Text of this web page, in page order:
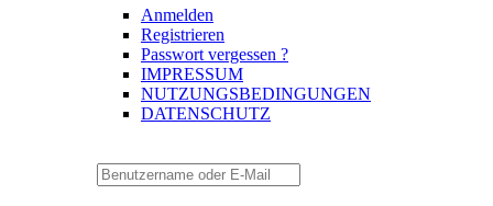
Anmelden
Registrieren
Passwort vergessen ?
IMPRESSUM
NUTZUNGSBEDINGUNGEN
DATENSCHUTZ